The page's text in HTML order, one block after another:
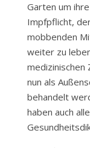
Garten um
Impfpflicht,
mobbenden
weiter zu
medizinischen
nun als
behandelt
haben auch